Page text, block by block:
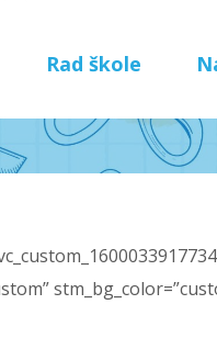
Rad škole